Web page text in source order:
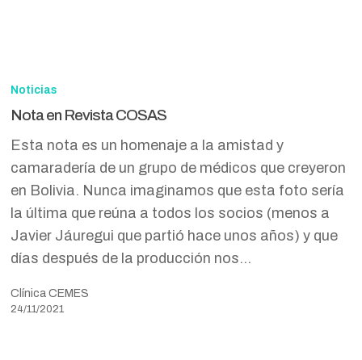
en
Noticias
Nota en Revista COSAS
Esta nota es un homenaje a la amistad y
camaradería de un grupo de médicos que creyeron
en Bolivia. Nunca imaginamos que esta foto sería
la última que reúna a todos los socios (menos a
Javier Jáuregui que partió hace unos años) y que
días después de la producción nos…
Clínica CEMES
24/11/2021